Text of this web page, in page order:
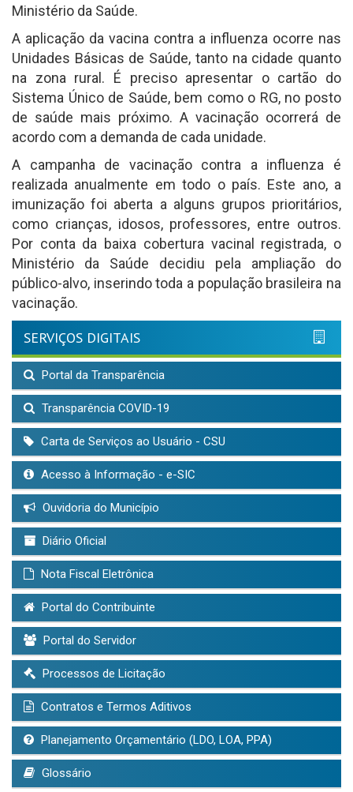
Ministério da Saúde.
A aplicação da vacina contra a influenza ocorre nas
Unidades Básicas de Saúde, tanto na cidade quanto
na zona rural. É preciso apresentar o cartão do
Sistema Único de Saúde, bem como o RG, no posto
de saúde mais próximo. A vacinação ocorrerá de
acordo com a demanda de cada unidade.
A campanha de vacinação contra a influenza é
realizada anualmente em todo o país. Este ano, a
imunização foi aberta a alguns grupos prioritários,
como crianças, idosos, professores, entre outros.
Por conta da baixa cobertura vacinal registrada, o
Ministério da Saúde decidiu pela ampliação do
público-alvo, inserindo toda a população brasileira na
vacinação.
SERVIÇOS DIGITAIS
Portal da Transparência
Transparência COVID-19
Carta de Serviços ao Usuário - CSU
Acesso à Informação - e-SIC
Ouvidoria do Município
Diário Oficial
Nota Fiscal Eletrônica
Portal do Contribuinte
Portal do Servidor
Processos de Licitação
Contratos e Termos Aditivos
Planejamento Orçamentário (LDO, LOA, PPA)
Glossário